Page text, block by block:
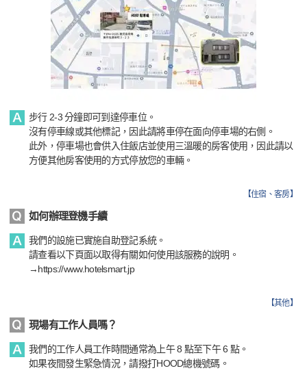
步行 2-3 分鐘即可到達停車位。
沒有停車線或其他標記，因此請將車停在面向停車場的右側。
此外，停車場也會供入住飯店並使用三溫暖的房客使用，因此請以
方便其他房客使用的方式停放您的車輛。
【住宿、客房】
如何辦理登機手續
我們的設施已實施自助登記系統。
請查看以下頁面以取得有關如何使用該服務的說明。
→https://www.hotelsmart.jp
【其他】
現場有工作人員嗎？
我們的工作人員工作時間通常為上午 8 點至下午 6 點。
如果夜間發生緊急情況，請撥打HOOD總機號碼。